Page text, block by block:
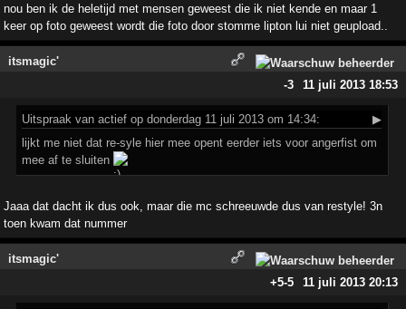
nou ben ik de heletijd met mensen geweest die ik niet kende en maar 1
keer op foto geweest wordt die foto door stomme lipton lui niet geupload..
itsmagic'
-3
11 juli 2013 18:53
Uitspraak van actief op donderdag 11 juli 2013 om 14:34:
▶
lijkt me niet dat re-syle hier mee opent eerder iets voor angerfist om
mee af te sluiten
Jaaa dat dacht ik dus ook, maar die mc schreeuwde dus van restyle! 3n
toen kwam dat nummer
itsmagic'
+5-5 11 juli 2013 20:13